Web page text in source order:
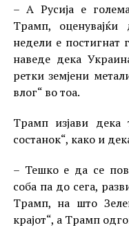
– А Русија е
Трамп, оценувајќи
недели е постигнат
наведе дека
ретки земјени
влог“ во тоа.
Трамп изјави дека
состанок“, како и
– Тешко е да се
соба па до сега,
Трамп, на што
крајот“, а Трамп